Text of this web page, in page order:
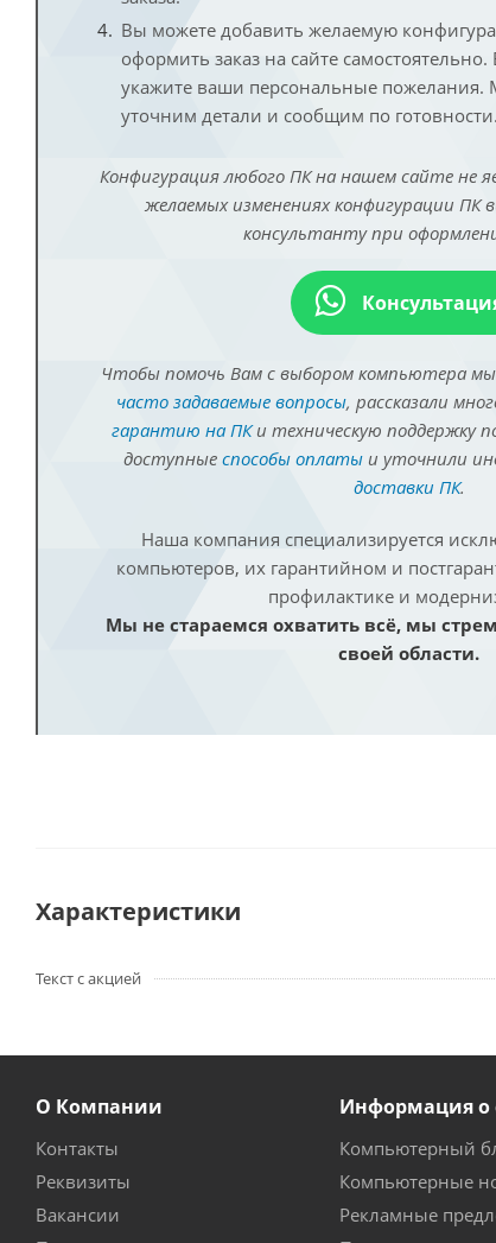
Вы можете добавить желаемую
оформить заказ на сайте
укажите ваши персональные пожелания.
уточним детали и сообщим по готовности.
Конфигурация любого ПК на нашем сайте не
желаемых изменениях конфигурации
консультанту при
Чтобы помочь Вам с выбором компьютера
часто задаваемые вопросы, рассказали
гарантию на ПКи техническую поддержку
доступные способы оплатыи уточнили
доставки ПК.
Наша компания специализируется
компьютеров, их гарантийном и
профилактике и
Мы не стараемся охватить всё, мы
своей области.
Характеристики
Текст с акцией
О Компании
Контакты
Реквизиты
Вакансии
Информация о
Компьютерный
Компьютерные
Рекламные